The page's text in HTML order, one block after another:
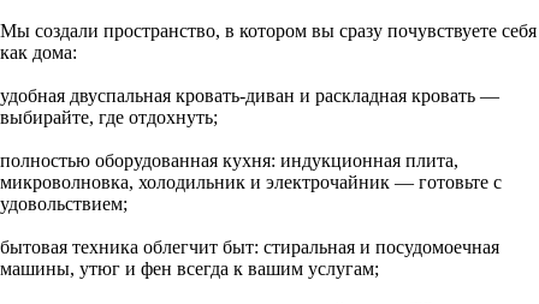
Мы создали пространство, в котором вы сразу почувствуете себя
как дома:
удобная двуспальная кровать‑диван и раскладная кровать —
выбирайте, где отдохнуть;
полностью оборудованная кухня: индукционная плита,
микроволновка, холодильник и электрочайник — готовьте с
удовольствием;
бытовая техника облегчит быт: стиральная и посудомоечная
машины, утюг и фен всегда к вашим услугам;